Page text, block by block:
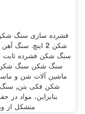
فشرده سازی سنگ
شکن 2 اینچ. سنگ
سنگ شکن فشرده ثابت
سنگ شکن سنگ
ماشین آلات شن و
شکن فکی بتن,
بنابراین، مواد در
متشکل از